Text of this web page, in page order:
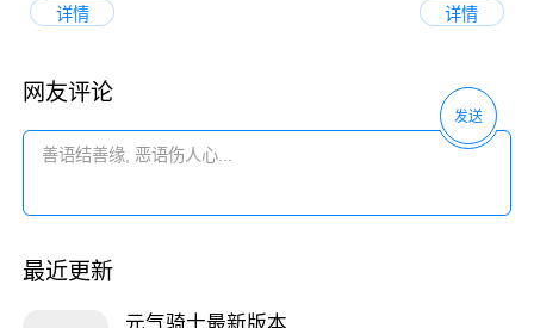
详情
详情
网友评论
发送
最近更新